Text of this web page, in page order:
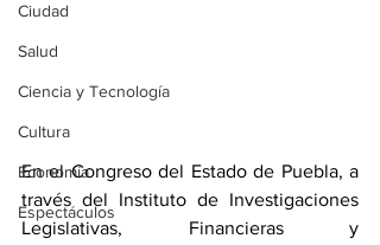
Ciudad
Salud
Ciencia y Tecnología
Cultura
Economía
Espectáculos
En el Congreso del Estado de Puebla, a
través del Instituto de Investigaciones
Legislativas, Financieras y